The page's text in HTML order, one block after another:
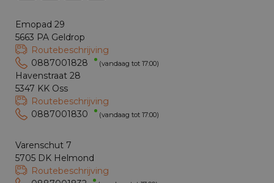
Emopad 29
5663 PA Geldrop
Routebeschrijving
0887001828
(vandaag tot 17:00)
Havenstraat 28
5347 KK Oss
Routebeschrijving
0887001830
(vandaag tot 17:00)
Varenschut 7
5705 DK Helmond
Routebeschrijving